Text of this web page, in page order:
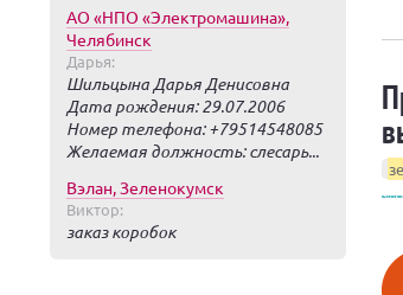
АО «НПО «Электромашина»,
Челябинск
Дарья:
Шильцына Дарья Денисовна
Дата рождения: 29.07.2006
Номер телефона: +79514548085
Желаемая должность: слесарь...
Вэлан, Зеленокумск
Виктор:
заказ коробок